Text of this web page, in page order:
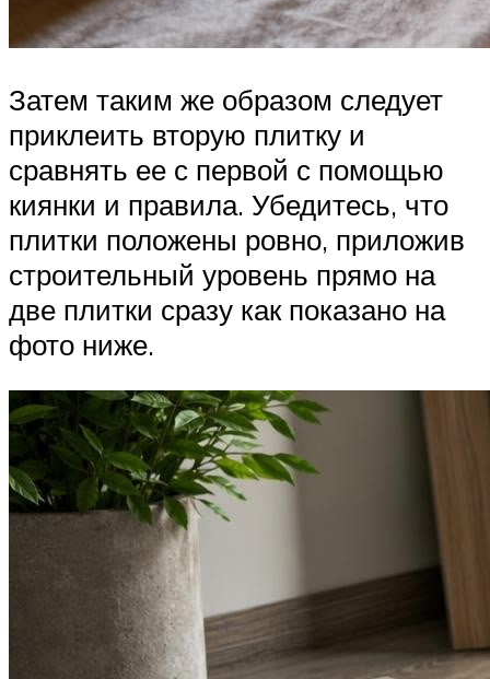
Затем таким же образом следует
приклеить вторую плитку и
сравнять ее с первой с помощью
киянки и правила. Убедитесь, что
плитки положены ровно, приложив
строительный уровень прямо на
две плитки сразу как показано на
фото ниже.